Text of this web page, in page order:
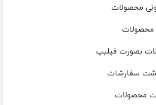
محصولات
محصولات
بصورت فیلیپ
سفارشات
محصولات